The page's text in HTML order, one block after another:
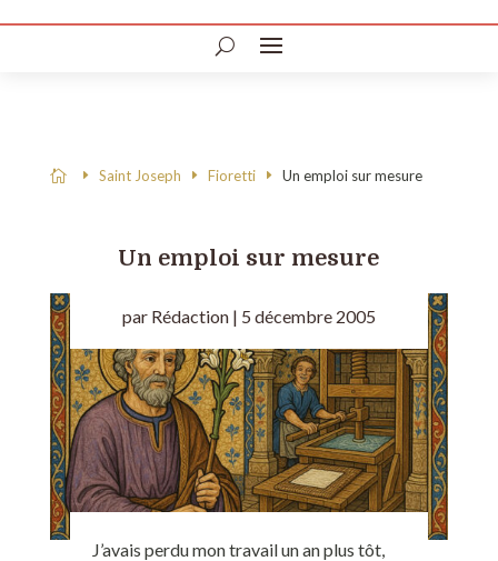
 Saint Joseph Fioretti Un emploi sur mesure
Un emploi sur mesure
par Rédaction| 5 décembre 2005
J’avais perdu mon travail un an plus tôt,